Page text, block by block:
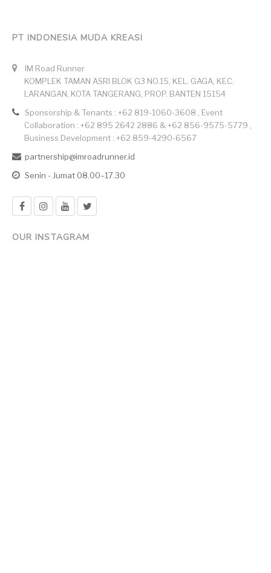
PT INDONESIA MUDA KREASI
IM Road Runner
KOMPLEK TAMAN ASRI BLOK G3 NO.15, KEL. GAGA, KEC.
LARANGAN, KOTA TANGERANG, PROP. BANTEN 15154
Sponsorship & Tenants : +62 819-1060-3608 , Event
Collaboration : +62 895 2642 2886 & +62 856-9575-5779 ,
Business Development : +62 859-4290-6567
partnership@imroadrunner.id
Senin - Jumat 08.00–17.30
OUR INSTAGRAM